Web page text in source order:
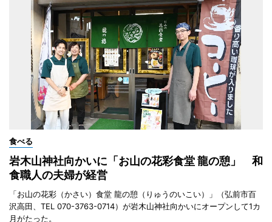
食べる
岩木山神社向かいに「お山の花彩食堂 龍の憩」 和
食職人の夫婦が経営
「お山の花彩（かさい）食堂 龍の憩（りゅうのいこい）」（弘前市百
沢高田、TEL 070-3763-0714）が岩木山神社向かいにオープンして1カ
月がたった。